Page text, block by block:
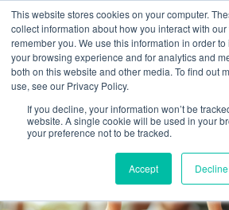
This website stores cookies on your computer.
collect information about how you interact with
remember you. We use this information in order
your browsing experience and for analytics and
both on this website and other media. To find out
use, see our Privacy Policy.
If you decline, your information won’t be
website. A single cookie will be used in your
your preference not to be tracked.
Accept Decline
+33 (0)1 53 53 14 61
Mon compte Panier